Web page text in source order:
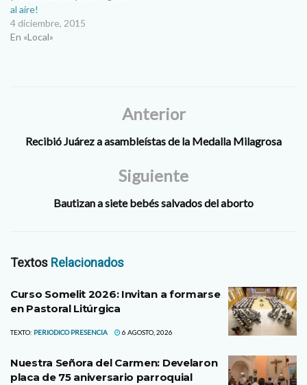
al aire!
4 diciembre, 2015
En «Local»
Anterior
Recibió Juárez a asambleístas de la Medalla Milagrosa
Siguiente
Bautizan a siete bebés salvados del aborto
Textos Relacionados
Curso Somelit 2026: Invitan a formarse
en Pastoral Litúrgica
TEXTO: PERIODICO PRESENCIA 6 AGOSTO, 2026
Nuestra Señora del Carmen: Develaron
placa de 75 aniversario parroquial